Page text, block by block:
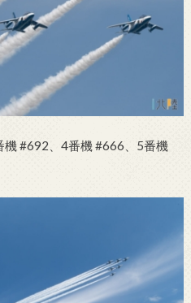
#692、4番機 #666、5番機